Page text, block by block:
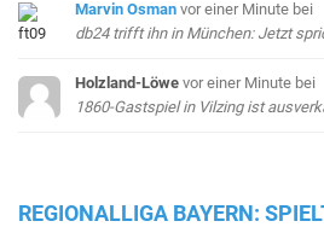
Marvin Osman vor einer Minute bei
db24 trifft ihn in München: Jetzt
Holzland-Löwe vor einer Minute bei
1860-Gastspiel in Vilzing ist
REGIONALLIGA BAYERN: